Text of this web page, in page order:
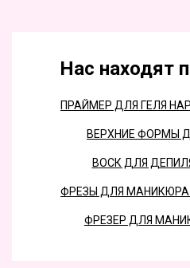
Нас находят
ПРАЙМЕР ДЛЯ ГЕЛЯ
ВЕРХНИЕ ФОРМЫ
ВОСК ДЛЯ
ФРЕЗЫ ДЛЯ
ФРЕЗЕР ДЛЯ